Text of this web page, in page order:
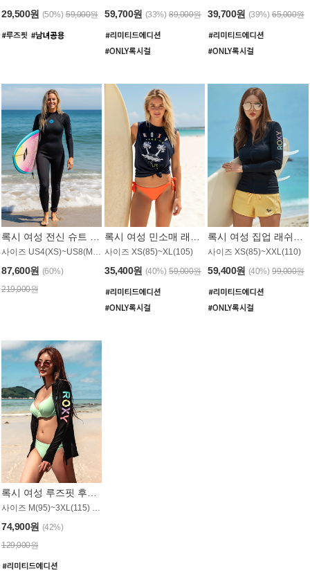
29,500원 (50%) 59,000원 59,700원 (33%) 89,000원 39,700원 (39%) 65,000원
87,600원 (60%)
219,000원
사이즈 XS(85)~XL(105)
35,400원 (40%) 59,000원
사이즈 XS(85)~XXL(110)
59,400원 (40%) 99,000원
록시 여성 루즈핏 후드 래쉬가드 WT900BRX
사이즈 M(95)~3XL(115) / 롱기장 타입
74,900원 (42%)
129,000원